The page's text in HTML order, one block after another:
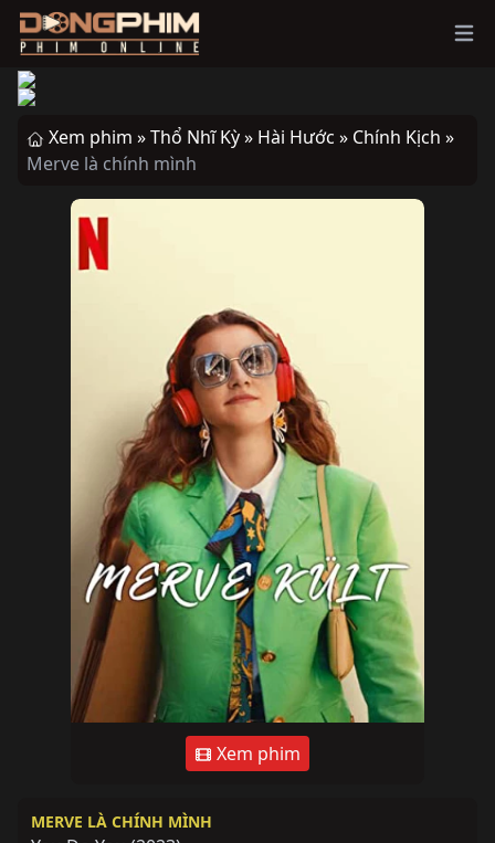
Xem phim »Thổ Nhĩ Kỳ » Hài Hước » Chính Kịch »
Merve là chính mình
Xem phim
MERVE LÀ CHÍNH MÌNH